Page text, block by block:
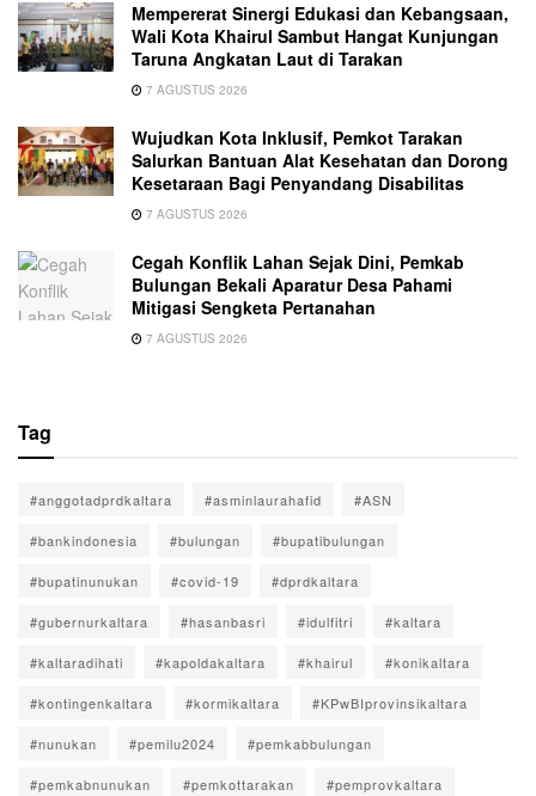
Mempererat Sinergi Edukasi dan Kebangsaan,
Wali Kota Khairul Sambut Hangat Kunjungan
Taruna Angkatan Laut di Tarakan
7 AGUSTUS 2026
Wujudkan Kota Inklusif, Pemkot Tarakan
Salurkan Bantuan Alat Kesehatan dan Dorong
Kesetaraan Bagi Penyandang Disabilitas
7 AGUSTUS 2026
Cegah Konflik Lahan Sejak Dini, Pemkab
Bulungan Bekali Aparatur Desa Pahami
Mitigasi Sengketa Pertanahan
7 AGUSTUS 2026
Tag
#anggotadprdkaltara #asminlaurahafid #ASN
#bankindonesia #bulungan #bupatibulungan
#bupatinunukan #covid-19 #dprdkaltara
#gubernurkaltara #hasanbasri #idulfitri #kaltara
#kaltaradihati #kapoldakaltara #khairul #konikaltara
#kontingenkaltara #kormikaltara #KPwBIprovinsikaltara
#nunukan #pemilu2024 #pemkabbulungan
#pemkabnunukan #pemkottarakan #pemprovkaltara